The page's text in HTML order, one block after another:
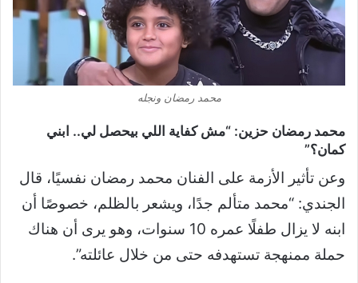
محمد رمضان ونجله
محمد رمضان حزين: “مش كفاية اللي بيحصل لي.. ابني
كمان؟”
وعن تأثير الأزمة على الفنان محمد رمضان نفسيًا، قال
الجندي: “محمد متألم جدًا، ويشعر بالظلم، خصوصًا أن
ابنه لا يزال طفلًا عمره 10 سنوات، وهو يرى أن هناك
حملة ممنهجة تستهدفه حتى من خلال عائلته”.